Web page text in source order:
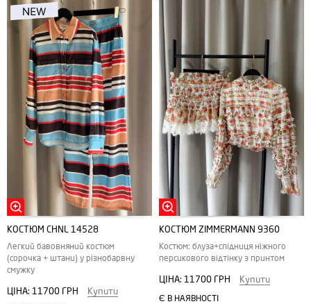
КОСТЮМ CHNL 14528
Легкий бавовняний костюм
(сорочка + штани) у різнобарвну
смужку
ЦІНА: 11700 ГРН Купити
КОСТЮМ ZIMMERMANN 9360
Костюм: блуза+спідниця ніжного
персикового відтінку з принтом
ЦІНА: 11700 ГРН Купити
Є В НАЯВНОСТІ